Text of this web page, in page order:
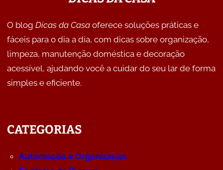
O blog Dicas da Casaoferece soluções práticas e
fáceis para o dia a dia, com dicas sobre organização,
limpeza, manutenção doméstica e decoração
acessível, ajudando você a cuidar do seu lar de forma
simples e eficiente.
CATEGORIAS
Automação e Organização